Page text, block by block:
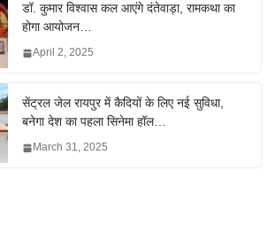
डॉ. कुमार विश्वास कल आएंगे दंतेवाड़ा, रामकथा का
होगा आयोजन…
April 2, 2025
सेंट्रल जेल रायपुर में कैदियों के लिए नई सुविधा,
बनेगा देश का पहला सिनेमा हॉल…
March 31, 2025